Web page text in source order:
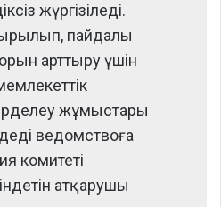
жүргізіледі.
пайдалы
арттыру үшін
жұмыстары
ведомствоға
комитеті
атқарушы